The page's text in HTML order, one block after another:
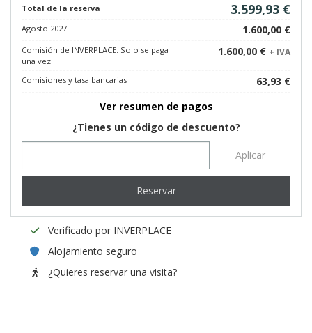
Total de la reserva 3.599,93 €
Agosto 2027 1.600,00 €
Comisión de INVERPLACE. Solo se paga
una vez.
1.600,00 € + IVA
Comisiones y tasa bancarias
63,93 €
Ver resumen de pagos
¿Tienes un código de descuento?
Aplicar
Reservar
Verificado por INVERPLACE
Alojamiento seguro
¿Quieres reservar una visita?